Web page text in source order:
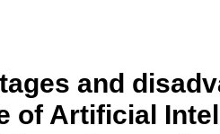
and
of Artificial